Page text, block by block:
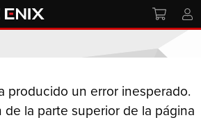
producido un error inesperado.
de la parte superior de la página